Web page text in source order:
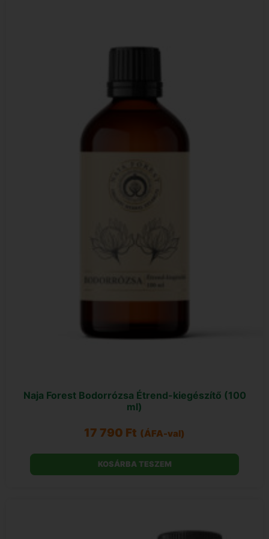
Naja Forest Bodorrózsa Étrend-kiegészítő (100
ml)
17 790 Ft (ÁFA-val)
KOSÁRBA TESZEM